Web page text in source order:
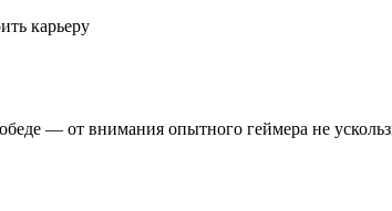
— от внимания опытного геймера не